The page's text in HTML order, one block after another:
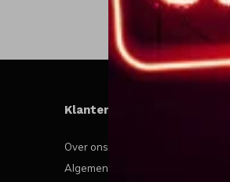
Klantenservice
Over ons
Algemene voorwaarden